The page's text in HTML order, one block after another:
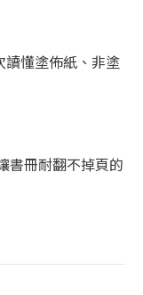
讀懂塗佈紙、非塗
書冊耐翻不掉頁的